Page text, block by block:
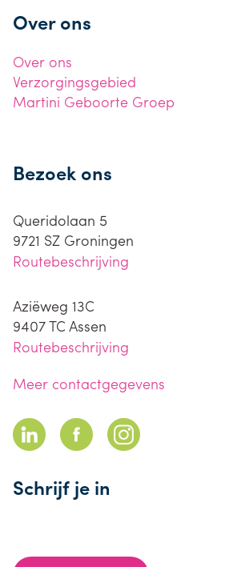
Over ons
Over ons
Verzorgingsgebied
Martini Geboorte Groep
Bezoek ons
Queridolaan 5
9721 SZ Groningen
Routebeschrijving
Aziëweg 13C
9407 TC Assen
Routebeschrijving
Meer contactgegevens
Schrijf je in